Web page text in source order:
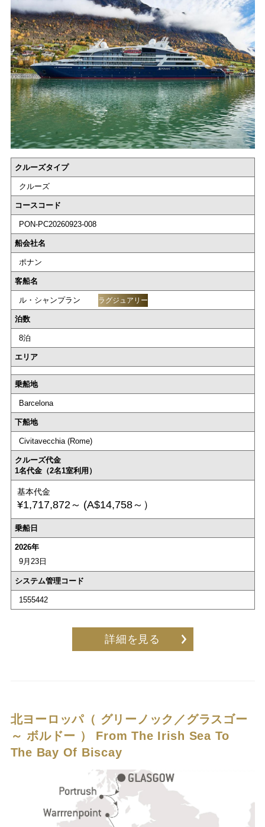
クルーズタイプ
クルーズ
コースコード
PON-PC20260923-008
船会社名
ポナン
客船名
ル・シャンプラン ラグジュアリー
泊数
8泊
エリア
乗船地
Barcelona
下船地
Civitavecchia (Rome)
クルーズ代金
1名代金（2名1室利用）
基本代金
¥1,717,872～ (A$14,758～）
乗船日
2026年
9月23日
システム管理コード
1555442
詳細を見る
北ヨーロッパ（ グリーノック／グラスゴー
～ ボルドー ） From The Irish Sea To
The Bay Of Biscay